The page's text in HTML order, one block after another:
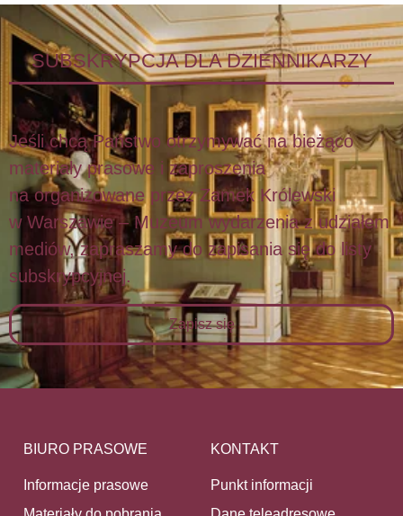
SUBSKRYPCJA DLA DZIENNIKARZY
Jeśli chcą Państwo otrzymywać na bieżąco
materiały prasowe i zaproszenia
na organizowane przez Zamek Królewski
w Warszawie – Muzeum wydarzenia z udziałem
mediów, zapraszamy do zapisania się do listy
subskrypcyjnej.
Zapisz się
BIURO PRASOWE
Informacje prasowe
KONTAKT
Punkt informacji